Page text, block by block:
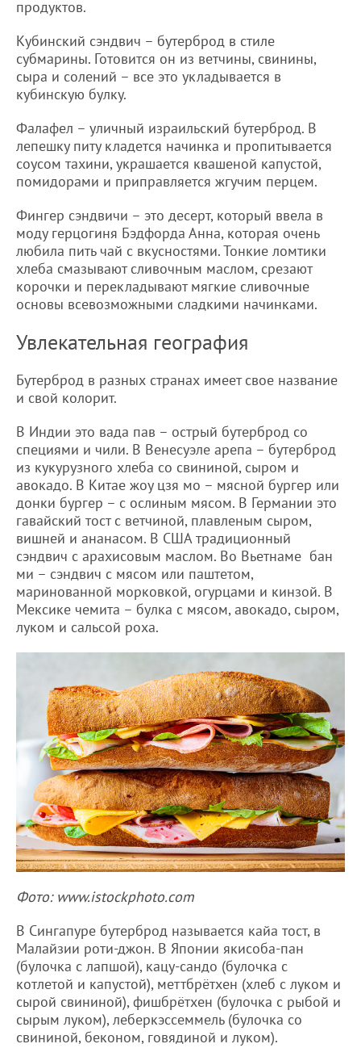
продуктов.
Кубинский сэндвич – бутерброд в стиле
субмарины. Готовится он из ветчины, свинины,
сыра и солений – все это укладывается в
кубинскую булку.
Фалафел – уличный израильский бутерброд. В
лепешку питу кладется начинка и пропитывается
соусом тахини, украшается квашеной капустой,
помидорами и приправляется жгучим перцем.
Фингер сэндвичи – это десерт, который ввела в
моду герцогиня Бэдфорда Анна, которая очень
любила пить чай с вкусностями. Тонкие ломтики
хлеба смазывают сливочным маслом, срезают
корочки и перекладывают мягкие сливочные
основы всевозможными сладкими начинками.
Увлекательная география
Бутерброд в разных странах имеет свое название
и свой колорит.
В Индии это вада пав – острый бутерброд со
специями и чили. В Венесуэле арепа – бутерброд
из кукурузного хлеба со свининой, сыром и
авокадо. В Китае жоу цзя мо – мясной бургер или
донки бургер – с ослиным мясом. В Германии это
гавайский тост с ветчиной, плавленым сыром,
вишней и ананасом. В США традиционный
сэндвич с арахисовым маслом. Во Вьетнаме бан
ми – сэндвич с мясом или паштетом,
маринованной морковкой, огурцами и кинзой. В
Мексике чемита – булка с мясом, авокадо, сыром,
луком и сальсой роха.
Фото: www.istockphoto.com
В Сингапуре бутерброд называется кайа тост, в
Малайзии роти-джон. В Японии якисоба-пан
(булочка с лапшой), кацу-сандо (булочка с
котлетой и капустой), меттбрётхен (хлеб с луком и
сырой свининой), фишбрётхен (булочка с рыбой и
сырым луком), леберкэссеммель (булочка со
свининой, беконом, говядиной и луком).